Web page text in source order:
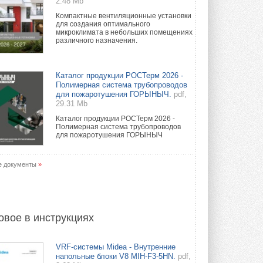
Компактные вентиляционные установки
для создания оптимального
микроклимата в небольших помещениях
различного назначения.
Каталог продукции РОСТерм 2026 -
Полимерная система трубопроводов
для пожаротушения ГОРЫНЫЧ.
pdf,
29.31 Mb
Каталог продукции РОСТерм 2026 -
Полимерная система трубопроводов
для пожаротушения ГОРЫНЫЧ
документы »
в инструкциях
VRF-системы Midea - Внутренние
напольные блоки V8 MIH-F3-5HN. pdf,